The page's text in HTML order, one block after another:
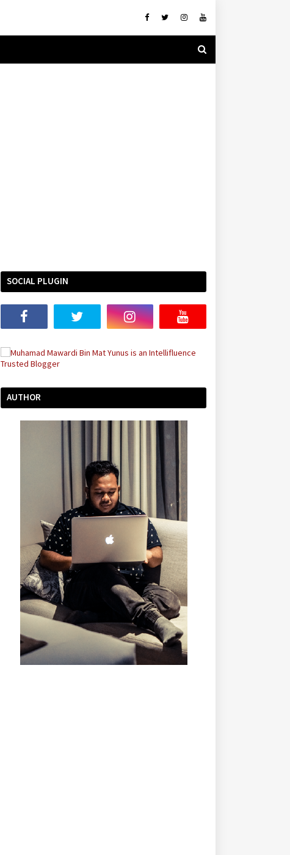
SOCIAL PLUGIN
AUTHOR